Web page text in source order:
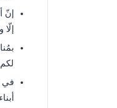
إنّ
في